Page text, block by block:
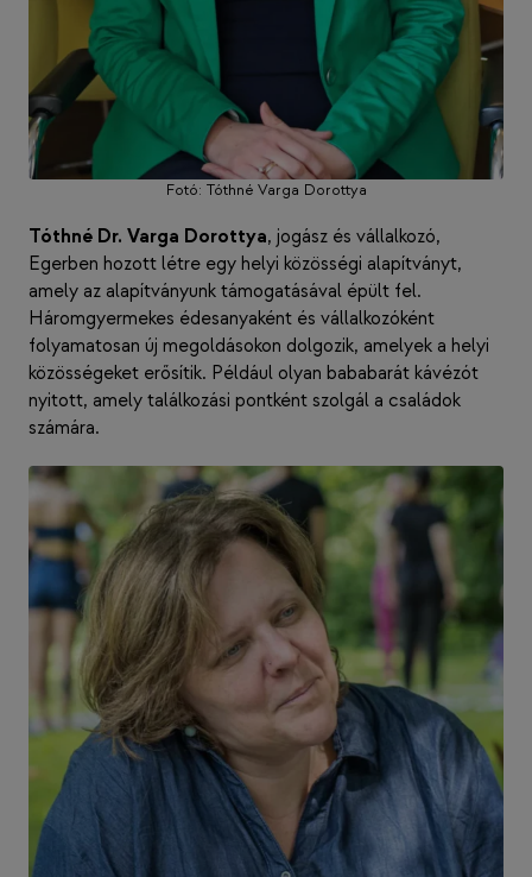
Fotó: Tóthné Varga Dorottya
Tóthné Dr. Varga Dorottya, jogász és vállalkozó,
Egerben hozott létre egy helyi közösségi alapítványt,
amely az alapítványunk támogatásával épült fel.
Háromgyermekes édesanyaként és vállalkozóként
folyamatosan új megoldásokon dolgozik, amelyek a helyi
közösségeket erősítik. Például olyan bababarát kávézót
nyitott, amely találkozási pontként szolgál a családok
számára.